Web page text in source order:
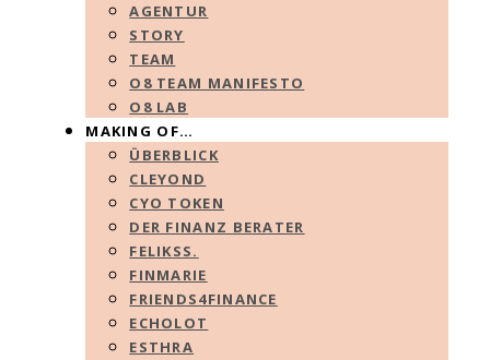
AGENTUR
STORY
TEAM
O8 TEAM MANIFESTO
O8 LAB
MAKING OF…
ÜBERBLICK
CLEYOND
CYO TOKEN
DER FINANZ BERATER
FELIKSS.
FINMARIE
FRIENDS4FINANCE
ECHOLOT
ESTHRA